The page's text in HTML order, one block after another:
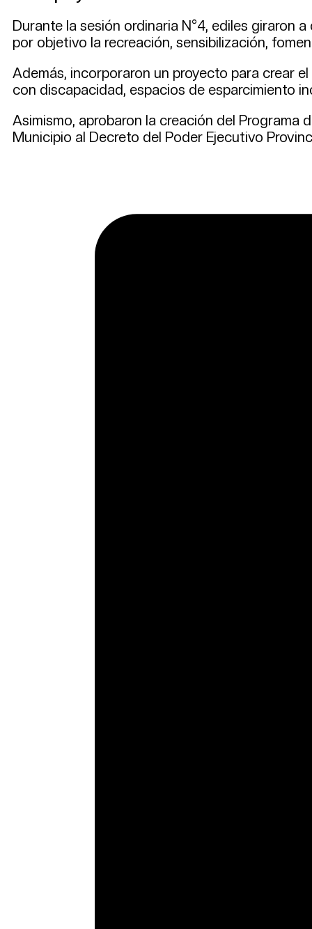
Durante la sesión ordinaria N°4, ediles giraron
por objetivo la recreación, sensibilización,
Además, incorporaron un proyecto para crear
con discapacidad, espacios de esparcimiento
Asimismo, aprobaron la creación del Programa
Municipio al Decreto del Poder Ejecutivo